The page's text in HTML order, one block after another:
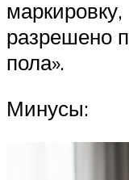
разрешено
пола».
Минусы: